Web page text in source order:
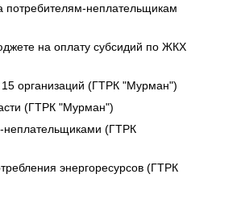
потребителям-неплательщикам
на оплату субсидий по ЖКХ
15 организаций (ГТРК "Мурман")
(ГТРК "Мурман")
неплательщиками (ГТРК
энергоресурсов (ГТРК